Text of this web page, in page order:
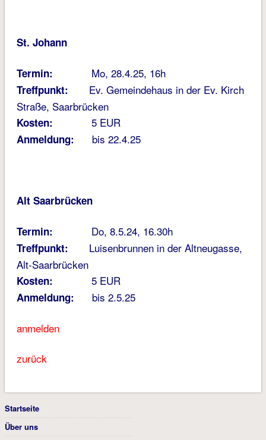
St. Johann
Termin: Mo, 28.4.25, 16h
Treffpunkt: Ev. Gemeindehaus in der Ev. Kirch
Straße, Saarbrücken
Kosten: 5 EUR
Anmeldung: bis 22.4.25
Alt Saarbrücken
Termin: Do, 8.5.24, 16.30h
Treffpunkt: Luisenbrunnen in der Altneugasse,
Alt-Saarbrücken
Kosten: 5 EUR
Anmeldung: bis 2.5.25
anmelden
zurück
Startseite
Über uns